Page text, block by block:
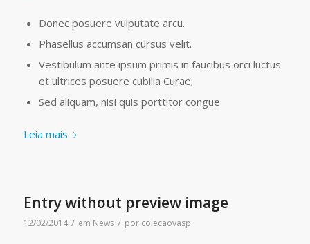
Donec posuere vulputate arcu.
Phasellus accumsan cursus velit.
Vestibulum ante ipsum primis in faucibus orci luctus
et ultrices posuere cubilia Curae;
Sed aliquam, nisi quis porttitor congue
Leia mais
Entry without preview image
12/02/2014 / em News / por colecaovasp